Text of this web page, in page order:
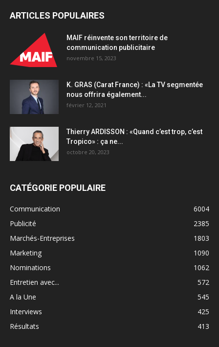
ARTICLES POPULAIRES
MAIF réinvente son territoire de
communication publicitaire
novembre 15, 2023
K. GRAS (Carat France) : «La TV segmentée
nous offrira également...
février 12, 2021
Thierry ARDISSON : «Quand c’est trop, c’est
Tropico» : ça ne...
octobre 20, 2023
CATÉGORIE POPULAIRE
Communication
6004
Publicité
2385
Marchés-Entreprises
1803
Marketing
1090
Nominations
1062
Entretien avec...
572
A la Une
545
Interviews
425
Résultats
413